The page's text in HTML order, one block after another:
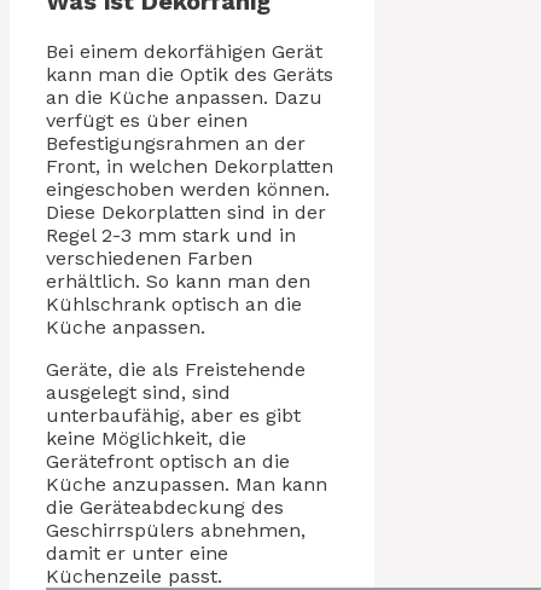
Bei einem dekorfähigen Gerät
kann man die Optik des Geräts
an die Küche anpassen. Dazu
verfügt es über einen
Befestigungsrahmen an der
Front, in welchen Dekorplatten
eingeschoben werden können.
Diese Dekorplatten sind in der
Regel 2-3 mm stark und in
verschiedenen Farben
erhältlich. So kann man den
Kühlschrank optisch an die
Küche anpassen.
Geräte, die als Freistehende
ausgelegt sind, sind
unterbaufähig, aber es gibt
keine Möglichkeit, die
Gerätefront optisch an die
Küche anzupassen. Man kann
die Geräteabdeckung des
Geschirrspülers abnehmen,
damit er unter eine
Küchenzeile passt.